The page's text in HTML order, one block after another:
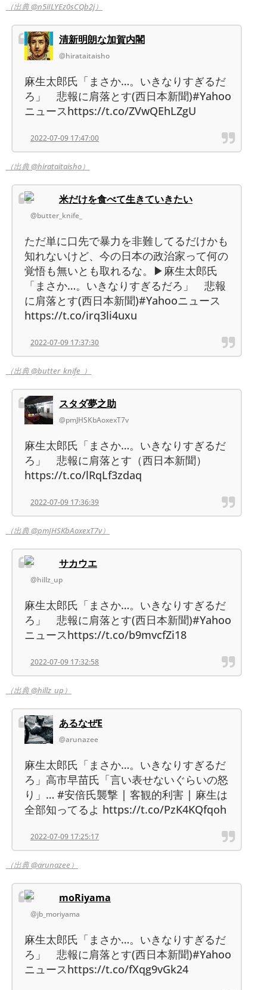
（出典 @n5iILYEz0sCQb2j）
清新明朗な加賀内閣
@hirataitaisho
麻生太郎氏「まさか…。いきなりすぎるだ
ろ」 悲報に肩落とす(西日本新聞)#Yahoo
ニュースhttps://t.co/ZVwQEhLZgU
2022-07-09 17:47:00
（出典 @hirataitaisho）
米だけを食べて生きていきたい
@butter_knife_
ただ単に口先で暴力を非難してるだけかも
知れないけど、今の日本の政治家って何の
覚悟も無いとも取れるな。▶麻生太郎氏
「まさか…。いきなりすぎるだろ」 悲報
に肩落とす(西日本新聞)#Yahooニュース
https://t.co/irq3li4uxu
2022-07-09 17:37:30
（出典 @butter_knife_）
スタダ夢之助
@pmJHSKbAoxexT7v
麻生太郎氏「まさか…。いきなりすぎるだ
ろ」 悲報に肩落とす（西日本新聞）
https://t.co/lRqLf3zdaq
2022-07-09 17:36:39
（出典 @pmJHSKbAoxexT7v）
サカウエ
@hillz_up
麻生太郎氏「まさか…。いきなりすぎるだ
ろ」 悲報に肩落とす(西日本新聞)#Yahoo
ニュースhttps://t.co/b9mvcfZi18
2022-07-09 17:32:58
（出典 @hillz_up）
あるなぜE
@arunazee
麻生太郎氏「まさか…。いきなりすぎるだ
ろ」高市早苗氏「言い表せないぐらいの怒
り」… #安倍氏襲撃 | 客観的利害 | 麻生は
全部知ってるよ https://t.co/PzK4KQfqoh
2022-07-09 17:25:17
（出典 @arunazee）
moRiyama
@jb_moriyama
麻生太郎氏「まさか…。いきなりすぎるだ
ろ」 悲報に肩落とす(西日本新聞)#Yahoo
ニュースhttps://t.co/fXqg9vGk24